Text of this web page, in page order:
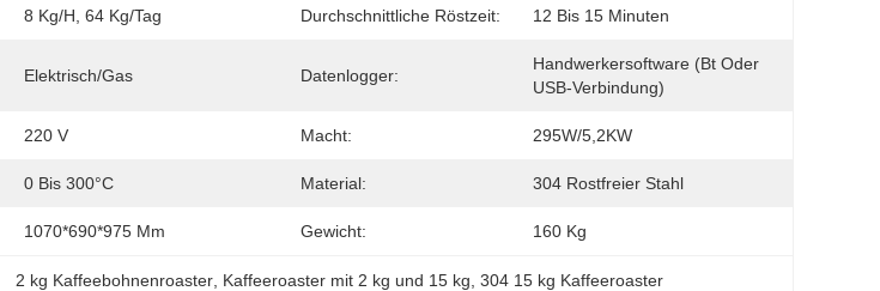
8 Kg/h, 64 Kg/Tag Durchschnittliche Röstzeit: 12 Bis 15 Minuten
Elektrisch/Gas Datenlogger:
Handwerkersoftware (bt Oder
USB-Verbindung)
220 V Macht: 295W/5,2KW
0 Bis 300°C Material: 304 Rostfreier Stahl
1070*690*975 Mm Gewicht: 160 Kg
2 kg Kaffeebohnenroaster Kaffeeroaster mit 2 kg und 15 kg , 304 15 kg Kaffeeroaster